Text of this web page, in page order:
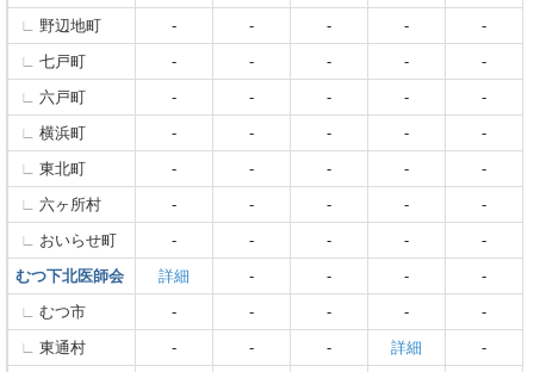
野辺地町 - - - -
-
七戸町
- - - -
-
六戸町
- - - -
-
横浜町
- - - -
-
東北町
- - - -
-
六ヶ所村
- - - -
-
おいらせ町
- - - -
-
むつ下北医師会
詳細 - - -
-
むつ市
- - - -
-
東通村
- - - 詳細
-